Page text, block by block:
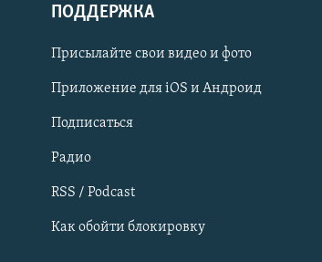
Українською
Qırımtatar
ПРИСОЕДИНЯЙТЕСЬ!
ПОДДЕРЖКА
Присылайте свои видео и фото
Приложение для iOS и Андроид
Подписаться
Радио
RSS / Podcast
Как обойти блокировку